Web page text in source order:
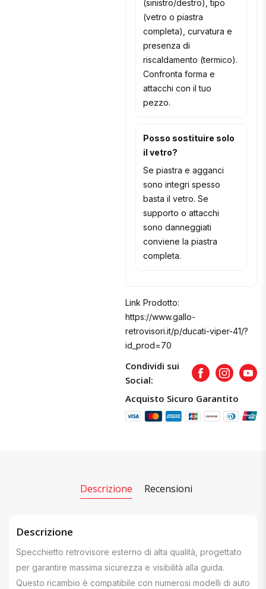
(sinistro/destro), tipo
(vetro o piastra
completa), curvatura e
presenza di
riscaldamento (termico).
Confronta forma e
attacchi con il tuo
pezzo.
Posso sostituire solo
il vetro?
Se piastra e agganci
sono integri spesso
basta il vetro. Se
supporto o attacchi
sono danneggiati
conviene la piastra
completa.
Link Prodotto:
https://www.gallo-
retrovisori.it/p/ducati-viper-41/?
id_prod=70
Condividi sui
Social:
FacebookInstagram
Acquisto Sicuro Garantito
Descrizione Recensioni
Descrizione
Specchietto retrovisore esterno di alta qualità, progettato
per garantire massima sicurezza e visibilità alla guida.
Questo ricambio è compatibile con numerosi modelli di auto